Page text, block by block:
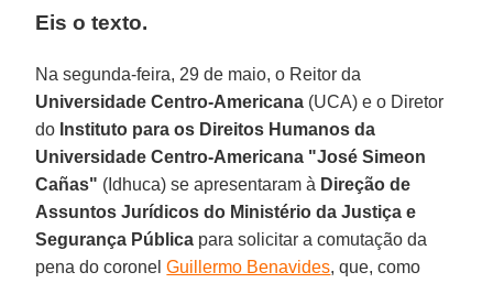
Eis o texto.
Na segunda-feira, 29 de maio, o Reitor da
Universidade Centro-Americana (UCA) e o Diretor
do Instituto para os Direitos Humanos da
Universidade Centro-Americana "José Simeon
Cañas" (Idhuca) se apresentaram à Direção de
Assuntos Jurídicos do Ministério da Justiça e
Segurança Pública para solicitar a comutação da
pena do coronelGuillermo Benavides, que, como